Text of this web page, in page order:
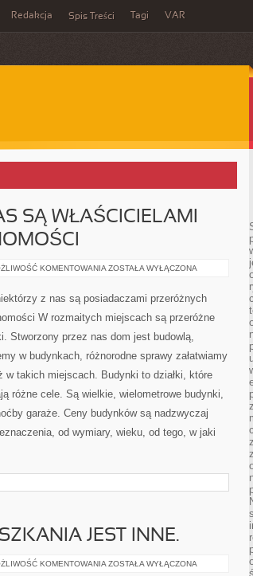
Redakcja Spis Treści Tagi VAR
SĄ WŁAŚCICIELAMI
KOMENTOWANIA CO
NAS
SĄ
ROZMAITYCH
ZOSTAŁA WYŁĄCZONA
z nas są posiadaczami przeróżnych
W rozmaitych miejscach są przeróżne
Stworzony przez nas dom jest budowlą,
w budynkach, różnorodne sprawy załatwiamy
w takich miejscach. Budynki to działki, które
różne cele. Są wielkie, wielometrowe budynki,
garaże. Ceny budynków są nadzwyczaj
od wymiary, wieku, od tego, w jaki
JEST INNE.
KOMENTOWANIA KAŻDE
ZOSTAŁA WYŁĄCZONA